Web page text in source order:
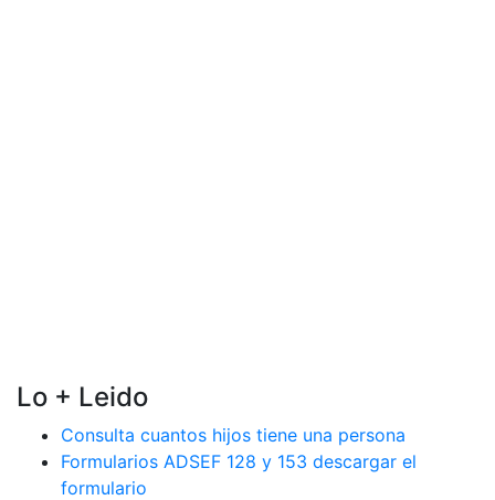
Lo + Leido
Consulta cuantos hijos tiene una persona
Formularios ADSEF 128 y 153 descargar el
formulario